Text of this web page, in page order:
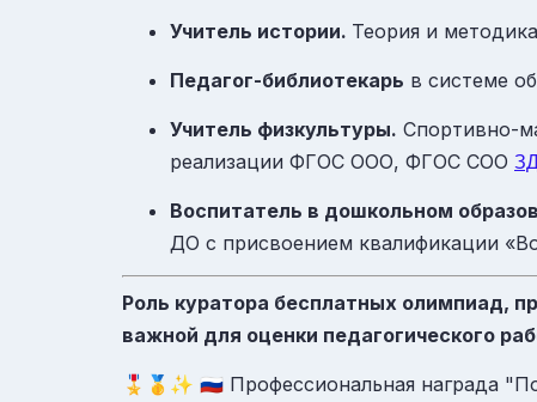
Учитель истории. Теория и
Педагог-библиотекарь в системе
Учитель физкультуры. Спортивно-
реализации ФГОС ООО, ФГОС СОО
Воспитатель в дошкольном
ДО с присвоением квалификации
Роль куратора бесплатных олимпиад,
важной для оценки педагогического
🎖️🥇✨ 🇷🇺 Профессиональная награда